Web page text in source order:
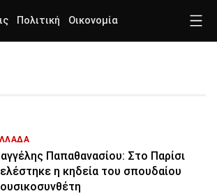
Πολιτική Οικονομία
Παπαθανασίου: Στο Παρίσι
η κηδεία του σπουδαίου